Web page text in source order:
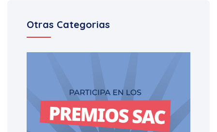
Otras Categorias